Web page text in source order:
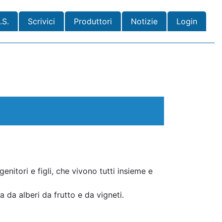
Scrivici Produttori Notizie Login
e figli, che vivono tutti insieme e
da alberi da frutto e da vigneti.